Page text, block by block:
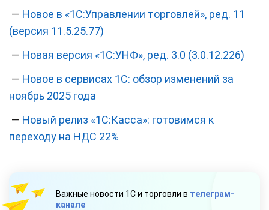
— Новое в «1С:Управлении торговлей», ред. 11
(версия 11.5.25.77)
— Новая версия «1С:УНФ», ред. 3.0 (3.0.12.226)
— Новое в сервисах 1С: обзор изменений за
ноябрь 2025 года
— Новый релиз «1С:Касса»: готовимся к
переходу на НДС 22%
Важные новости 1С и торговли в телеграм-
канале